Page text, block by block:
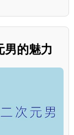
的魅力